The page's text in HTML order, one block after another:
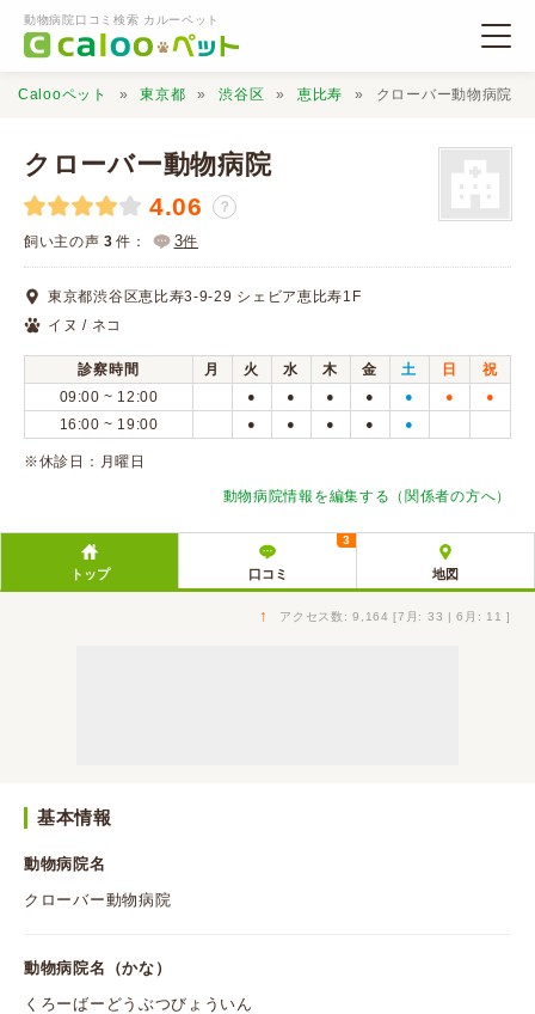
動物病院口コミ検索 カルーペット
動物病院検索
口コミ検索
Calooペットとは？
口コミ投稿
Calooペット 東京都 渋谷区 恵比寿 クローバー動物病院
クローバー動物病院
4.06 ？
飼い主の声 3 件： 3件
東京都渋谷区恵比寿3-9-29 シェビア恵比寿1F
イヌ / ネコ
診察時間 月 火 水 木 金 土 日
祝
09:00 ~ 12:00
● ● ● ● ● ● ●
16:00 ~ 19:00 ● ● ● ● ●
※休診日：月曜日
動物病院情報を編集する（関係者の方へ）
トップ 口コミ
3
地図
↑ アクセス数: 9,164 [7月: 33 | 6月: 11 ]
基本情報
動物病院名
クローバー動物病院
動物病院名（かな）
くろーばーどうぶつびょういん